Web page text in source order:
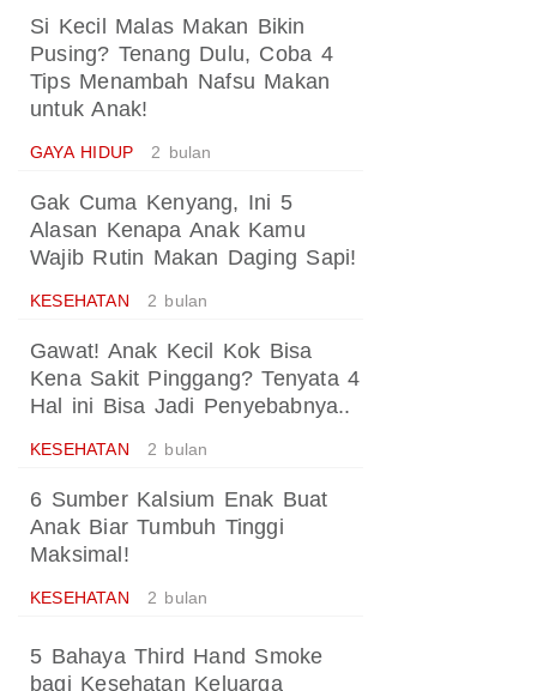
Si Kecil Malas Makan Bikin
Pusing? Tenang Dulu, Coba 4
Tips Menambah Nafsu Makan
untuk Anak!
GAYA HIDUP 2 bulan
Gak Cuma Kenyang, Ini 5
Alasan Kenapa Anak Kamu
Wajib Rutin Makan Daging Sapi!
KESEHATAN 2 bulan
Gawat! Anak Kecil Kok Bisa
Kena Sakit Pinggang? Tenyata 4
Hal ini Bisa Jadi Penyebabnya..
KESEHATAN 2 bulan
6 Sumber Kalsium Enak Buat
Anak Biar Tumbuh Tinggi
Maksimal!
KESEHATAN 2 bulan
5 Bahaya Third Hand Smoke
bagi Kesehatan Keluarga